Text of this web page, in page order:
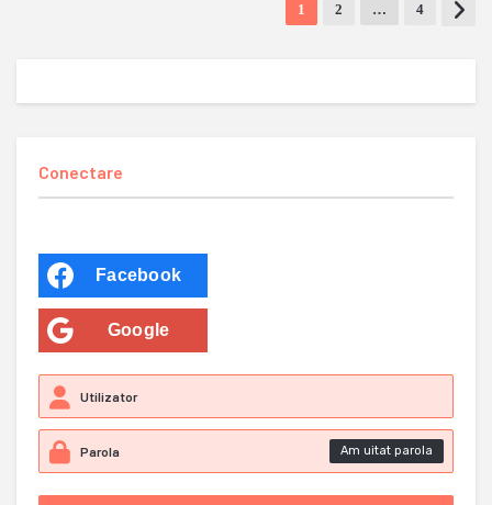
1 2 … 4
Conectare
Facebook
Google
Am uitat parola